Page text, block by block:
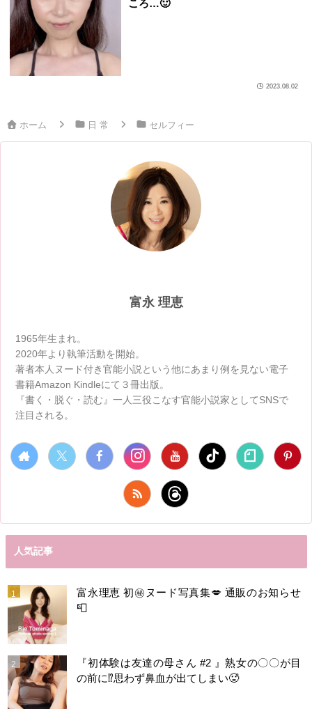
ころ…🙂
2023.08.02
ホーム 日 常 セルフィー
富永 理恵
1965年生まれ。
2020年より執筆活動を開始。
著者本人ヌード付き官能小説という他にあまり例を見ない電子
書籍Amazon Kindleにて３冊出版。
『書く・脱ぐ・読む』一人三役こなす官能小説家としてSNSで
注目される。
人気記事
富永理恵 初㊙️ヌード写真集💋 通販のお知らせ
📮
『初体験は友達の母さん #2 』熟女の〇〇が目
の前に⁉️思わず鼻血が出てしまい🥵